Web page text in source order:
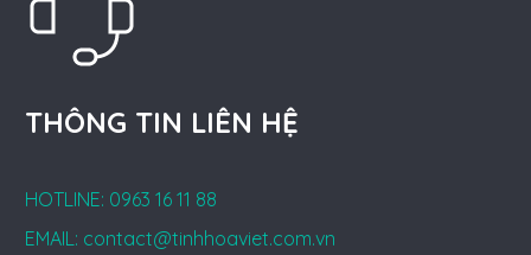
THÔNG TIN LIÊN HỆ
HOTLINE: 0963 16 11 88
EMAIL: contact@tinhhoaviet.com.vn